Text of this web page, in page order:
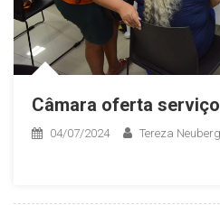
Câmara oferta
04/07/2024 Tereza